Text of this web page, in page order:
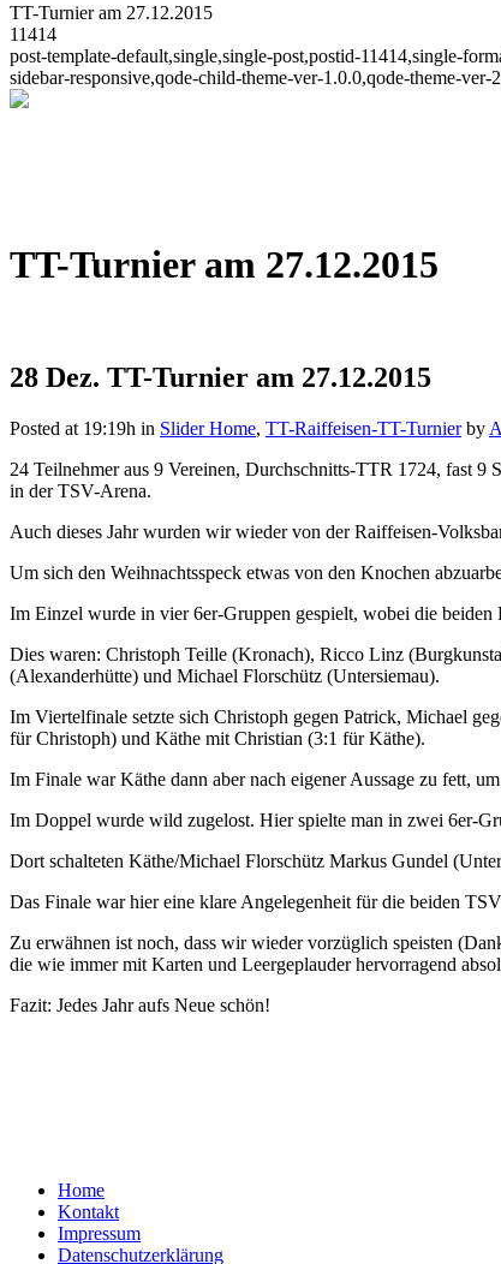
TT-Turnier am 27.12.2015
11414
post-template-default,single,single-post,postid-11414,single-
sidebar-responsive,qode-child-theme-ver-1.0.0,qode-theme-
TT-Turnier am 27.12.2015
28 Dez. TT-Turnier am 27.12.2015
Posted at 19:19h in Slider Home, TT-Raiffeisen-TT-Turnier by
24 Teilnehmer aus 9 Vereinen, Durchschnitts-TTR 1724, fast
in der TSV-Arena.
Auch dieses Jahr wurden wir wieder von der Raiffeisen-
Um sich den Weihnachtsspeck etwas von den Knochen
Im Einzel wurde in vier 6er-Gruppen gespielt, wobei die beiden
Dies waren: Christoph Teille (Kronach), Ricco Linz
(Alexanderhütte) und Michael Florschütz (Untersiemau).
Im Viertelfinale setzte sich Christoph gegen Patrick, Michael
für Christoph) und Käthe mit Christian (3:1 für Käthe).
Im Finale war Käthe dann aber nach eigener Aussage zu fett,
Im Doppel wurde wild zugelost. Hier spielte man in zwei 6er-
Dort schalteten Käthe/Michael Florschütz Markus Gundel
Das Finale war hier eine klare Angelegenheit für die beiden
Zu erwähnen ist noch, dass wir wieder vorzüglich speisten
die wie immer mit Karten und Leergeplauder hervorragend
Fazit: Jedes Jahr aufs Neue schön!
Home
Kontakt
Impressum
Datenschutzerklärung